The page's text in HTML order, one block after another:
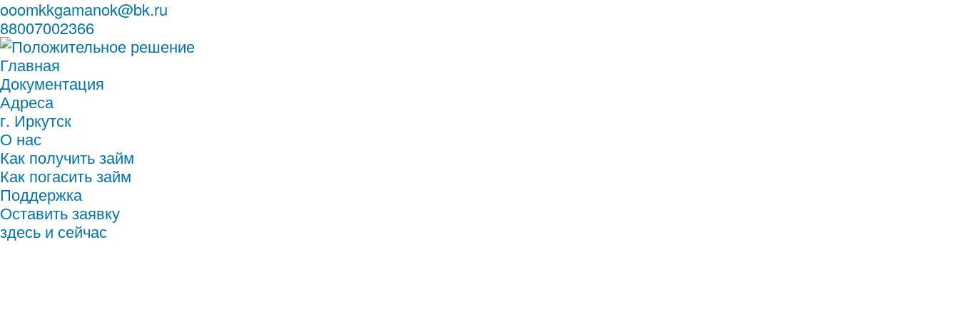
ooomkkgamanok@bk.ru
88007002366
Главная
Документация
Адреса
г. Иркутск
О нас
Как получить займ
Как погасить займ
Поддержка
Оставить заявку
здесь и сейчас